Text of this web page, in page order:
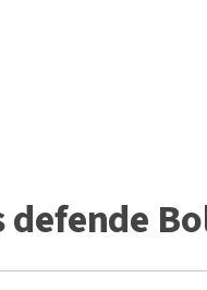
defende